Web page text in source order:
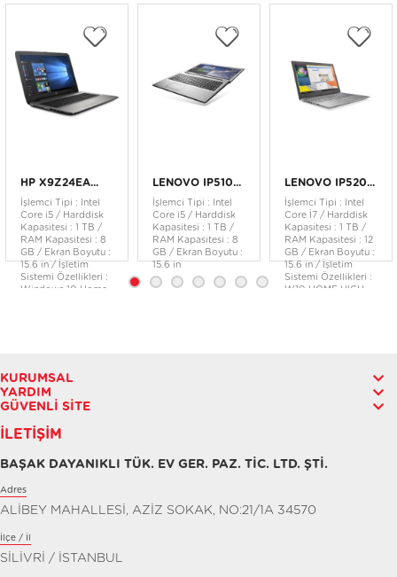
HP X9Z24EA...
İşlemci Tipi : Intel
Core i5 / Harddisk
Kapasitesi : 1 TB /
RAM Kapasitesi : 8
GB / Ekran Boyutu :
15.6 in / İşletim
Sistemi Özellikleri :
Windows 10 Home
LENOVO IP510...
İşlemci Tipi : Intel
Core i5 / Harddisk
Kapasitesi : 1 TB /
RAM Kapasitesi : 8
GB / Ekran Boyutu :
15.6 in
LENOVO IP520...
İşlemci Tipi : Intel
Core İ7 / Harddisk
Kapasitesi : 1 TB /
RAM Kapasitesi : 12
GB / Ekran Boyutu :
15.6 in / İşletim
Sistemi Özellikleri :
W10 HOME HIGH
KURUMSAL
YARDIM
GÜVENLI SITE
İLETIŞIM
BAŞAK DAYANIKLI TÜK. EV GER. PAZ. TİC. LTD. ŞTİ.
Adres
ALİBEY MAHALLESİ, AZİZ SOKAK, NO:21/1A 34570
İlçe / İl
SİLİVRİ / İSTANBUL